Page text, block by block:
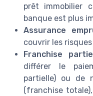
prêt immobilier
banque est plus
Assurance
couvrir les
Franchise
différer le
partielle) ou de
(franchise